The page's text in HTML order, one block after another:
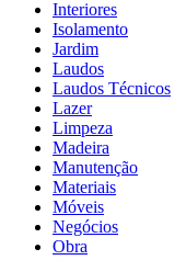
Interiores
Isolamento
Jardim
Laudos
Laudos Técnicos
Lazer
Limpeza
Madeira
Manutenção
Materiais
Móveis
Negócios
Obra